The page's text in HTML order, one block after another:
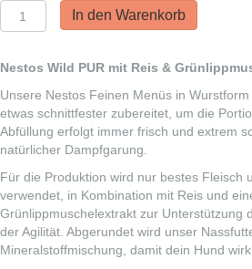
Nestos
Feine
Wild
mit
Reis
&
Grünlippmuschel
Menge
In den Warenkorb
Nestos Wild PUR mit Reis &
Unsere Nestos Feinen Menüs in
etwas schnittfester zubereitet, um die
Abfüllung erfolgt immer frisch und extrem
natürlicher Dampfgarung.
Für die Produktion wird nur bestes Fleisch
verwendet, in Kombination mit Reis und
Grünlippmuschelextrakt zur Unterstützung
der Agilität. Abgerundet wird unser
Mineralstoffmischung, damit dein Hund